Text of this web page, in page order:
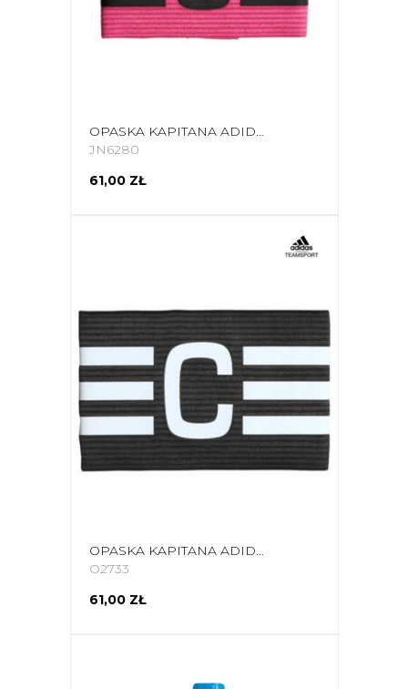
OPASKA KAPITANA ADIDAS TIRO LEAGUE CAPTAIN'S RÓŻOWA JN6280
JN6280
61,00 ZŁ
OPASKA KAPITANA ADIDAS TIRO LEAGUE OSFM CZARNO-BIAŁA HS9766
O2733
61,00 ZŁ